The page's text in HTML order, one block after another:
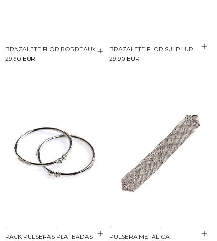
BRAZALETE FLOR BORDEAUX
29,90 EUR
BRAZALETE FLOR SULPHUR
29,90 EUR
PACK PULSERAS PLATEADAS
PULSERA METÁLICA